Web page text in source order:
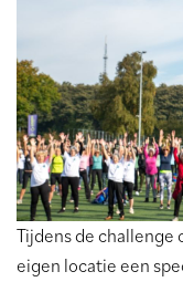
Tijdens de
eigen locatie een